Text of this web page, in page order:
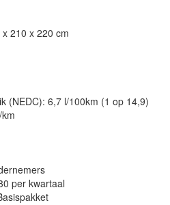
210 x 220 cm
(NEDC): 6,7 l/100km (1 op 14,9)
per kwartaal